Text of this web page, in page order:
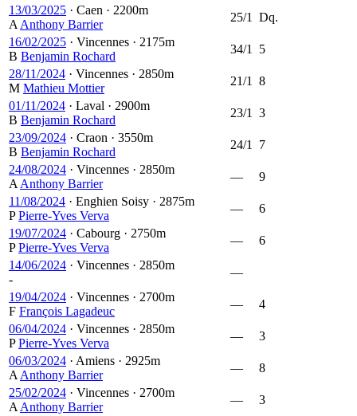
13/03/2025 · Caen · 2200m
A Anthony Barrier
25/1
Dq.
16/02/2025 · Vincennes · 2175m
B Benjamin Rochard
34/1
5
28/11/2024 · Vincennes · 2850m
M Mathieu Mottier
21/1
8
01/11/2024 · Laval · 2900m
B Benjamin Rochard
23/1
3
23/09/2024 · Craon · 3550m
B Benjamin Rochard
24/1
7
24/08/2024 · Vincennes · 2850m
A Anthony Barrier
—
9
11/08/2024 · Enghien Soisy · 2875m
PPierre-Yves Verva
—
6
19/07/2024 · Cabourg · 2750m
PPierre-Yves Verva
—
6
14/06/2024 · Vincennes · 2850m
-
—
19/04/2024 · Vincennes · 2700m
F François Lagadeuc
—
4
06/04/2024 · Vincennes · 2850m
PPierre-Yves Verva
—
3
06/03/2024 · Amiens · 2925m
A Anthony Barrier
—
8
25/02/2024 · Vincennes · 2700m
A Anthony Barrier
—
3